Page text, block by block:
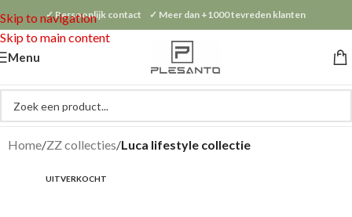
Skip to navigation
Skip to main content
✓ Persoonlijk contact ✓ Meer dan +1000 tevreden klanten
Menu
Home ZZ collecties Luca lifestyle collectie
UITVERKOCHT